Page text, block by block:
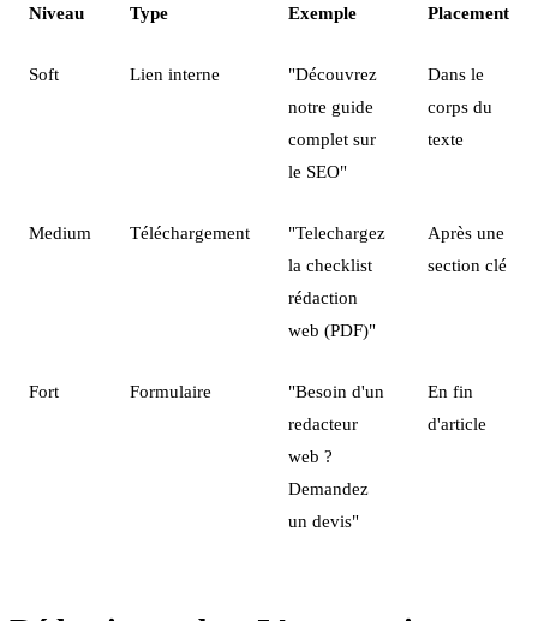
Niveau Type Exemple Placement
Soft Lien interne
"Découvrez
notre guide
complet sur
le SEO"
Dans le
corps du
texte
Medium Téléchargement
"Telechargez
la checklist
rédaction
web (PDF)"
Après une
section clé
Fort Formulaire
"Besoin d'un
redacteur
web ?
Demandez
un devis"
En fin
d'article